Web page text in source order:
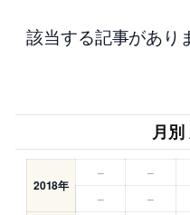
該当する記事があり
月別
2018年
– –
–
–